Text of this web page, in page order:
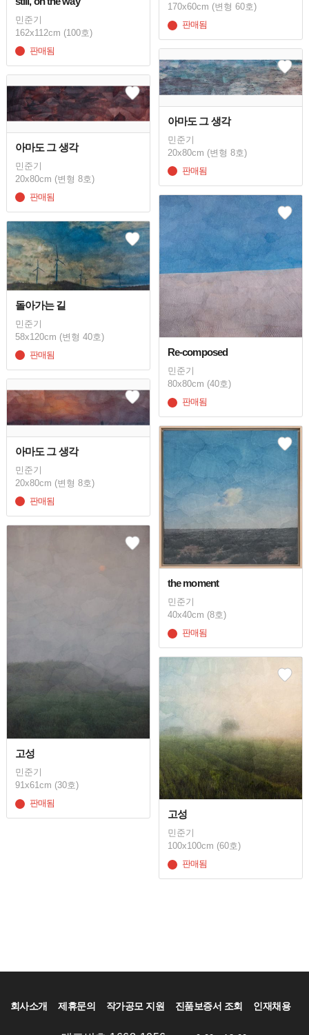
170x60cm (변형 60호)
판매됨
민준기
162x112cm (100호)
판매됨
아마도 그 생각
민준기
20x80cm (변형 8호)
판매됨
아마도 그 생각
민준기
20x80cm (변형 8호)
판매됨
Re-composed
민준기
80x80cm (40호)
판매됨
돌아가는 길
민준기
58x120cm (변형 40호)
판매됨
아마도 그 생각
민준기
20x80cm (변형 8호)
판매됨
the moment
민준기
40x40cm (8호)
판매됨
고성
민준기
91x61cm (30호)
판매됨
고성
민준기
100x100cm (60호)
판매됨
회사소개 제휴문의 작가공모 지원 진품보증서 조회 인재채용